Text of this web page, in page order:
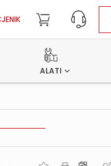
ALATI